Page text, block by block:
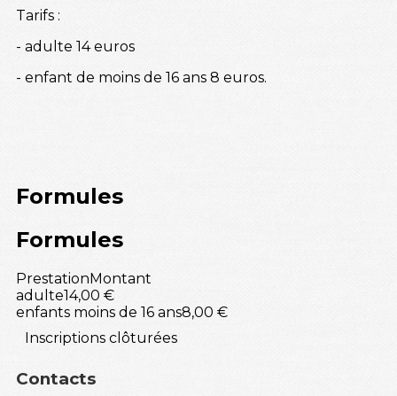
Tarifs :
- adulte 14 euros
- enfant de moins de 16 ans 8 euros.
Formules
Formules
PrestationMontant
adulte14,00 €
enfants moins de 16 ans8,00 €
Inscriptions clôturées
Contacts